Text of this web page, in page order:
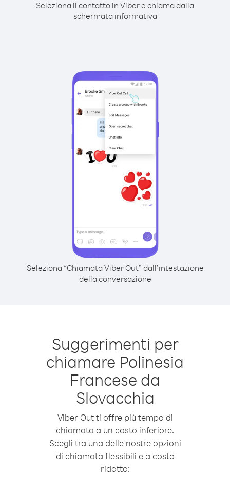
Seleziona il contatto in Viber e chiama dalla
schermata informativa
Seleziona “Chiamata Viber Out” dall’intestazione
della conversazione
Suggerimenti per
chiamare Polinesia
Francese da
Slovacchia
Viber Out ti offre più tempo di
chiamata a un costo inferiore.
Scegli tra una delle nostre opzioni
di chiamata flessibili e a costo
ridotto: